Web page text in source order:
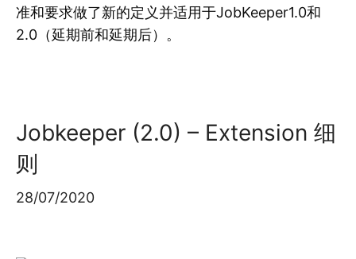
准和要求做了新的定义并适用于JobKeeper1.0和
2.0（延期前和延期后）。
Jobkeeper (2.0) – Extension 细
则
28/07/2020